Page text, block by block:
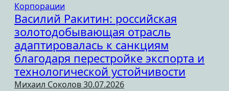
Корпорации
Василий Ракитин: российская
золотодобывающая отрасль
адаптировалась к санкциям
благодаря перестройке экспорта и
технологической устойчивости
Михаил Соколов30.07.2026